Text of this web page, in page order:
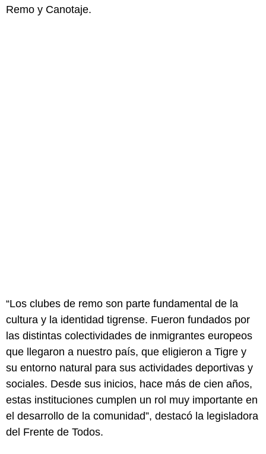
Remo y Canotaje.
“Los clubes de remo son parte fundamental de la
cultura y la identidad tigrense. Fueron fundados por
las distintas colectividades de inmigrantes europeos
que llegaron a nuestro país, que eligieron a Tigre y
su entorno natural para sus actividades deportivas y
sociales. Desde sus inicios, hace más de cien años,
estas instituciones cumplen un rol muy importante en
el desarrollo de la comunidad”, destacó la legisladora
del Frente de Todos.